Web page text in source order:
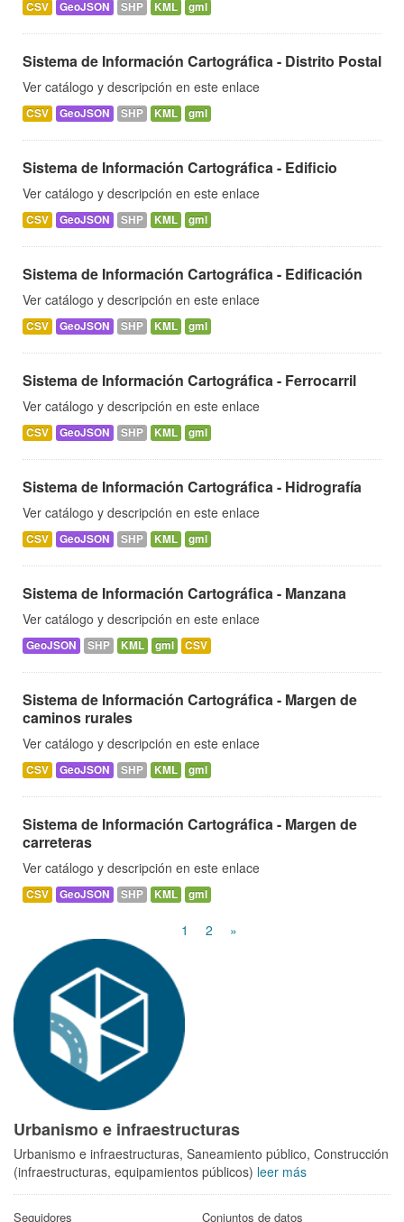
CSV GeoJSON SHP KML gml
Sistema de Información Cartográfica - Distrito Postal
Ver catálogo y descripción en este enlace
CSV GeoJSON SHP KML gml
Sistema de Información Cartográfica - Edificio
Ver catálogo y descripción en este enlace
CSV GeoJSON SHP KML gml
Sistema de Información Cartográfica - Edificación
Ver catálogo y descripción en este enlace
CSV GeoJSON SHP KML gml
Sistema de Información Cartográfica - Ferrocarril
Ver catálogo y descripción en este enlace
CSV GeoJSON SHP KML gml
Sistema de Información Cartográfica - Hidrografía
Ver catálogo y descripción en este enlace
CSV GeoJSON SHP KML gml
Sistema de Información Cartográfica - Manzana
Ver catálogo y descripción en este enlace
GeoJSON SHP KML gml CSV
Sistema de Información Cartográfica - Margen de
caminos rurales
Ver catálogo y descripción en este enlace
CSV GeoJSON SHP KML gml
Sistema de Información Cartográfica - Margen de
carreteras
Ver catálogo y descripción en este enlace
CSV GeoJSON SHP KML gml
1 2 »
Urbanismo e infraestructuras
Urbanismo e infraestructuras, Saneamiento público, Construcción
(infraestructuras, equipamientos públicos) leer más
Seguidores Conjuntos de datos